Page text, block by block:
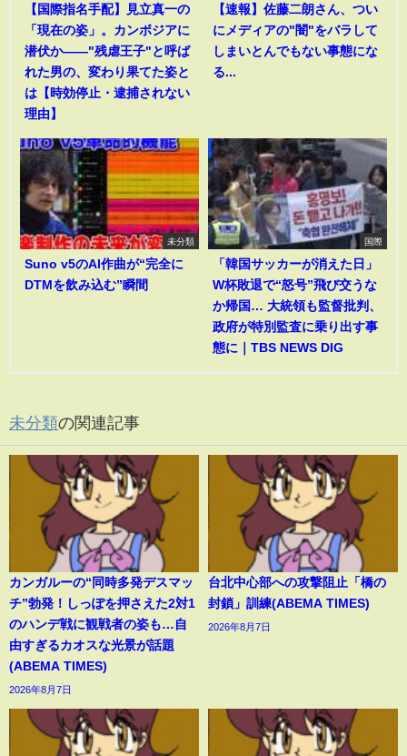
【国際指名手配】見立真一の
「現在の姿」。カンボジアに
潜伏か――"残虐王子"と呼ば
れた男の、変わり果てた姿と
は【時効停止・逮捕されない
理由】
【速報】佐藤二朗さん、つい
にメディアの"闇"をバラして
しまいとんでもない事態にな
る...
未分類
Suno v5のAI作曲が“完全に
DTMを飲み込む”瞬間
国際
「韓国サッカーが消えた日」
W杯敗退で“怒号”飛び交うな
か帰国… 大統領も監督批判、
政府が特別監査に乗り出す事
態に｜TBS NEWS DIG
未分類の関連記事
カンガルーの“同時多発デスマッ
チ”勃発！しっぽを押さえた2対1
のハンデ戦に観戦者の姿も…自
由すぎるカオスな光景が話題
(ABEMA TIMES)
2026年8月7日
台北中心部への攻撃阻止「橋の
封鎖」訓練(ABEMA TIMES)
2026年8月7日